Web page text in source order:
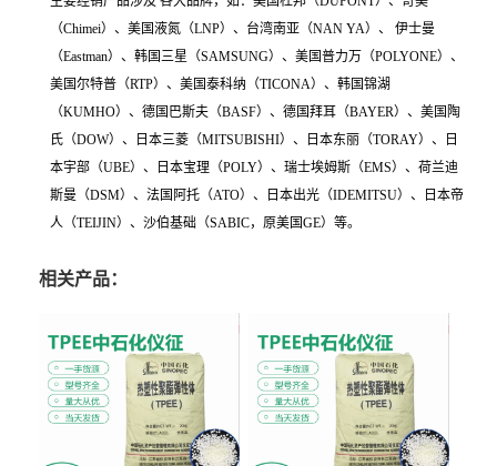
（Chimei）、美国液氮（LNP）、台湾南亚（NAN YA）、 伊士曼
（Eastman）、韩国三星（SAMSUNG）、美国普力万（POLYONE）、
美国尔特普（RTP）、美国泰科纳（TICONA）、韩国锦湖
（KUMHO）、德国巴斯夫（BASF）、德国拜耳（BAYER）、美国陶
氏（DOW）、日本三菱（MITSUBISHI）、日本东丽（TORAY）、日
本宇部（UBE）、日本宝理（POLY）、瑞士埃姆斯（EMS）、荷兰迪
斯曼（DSM）、法国阿托（ATO）、日本出光（IDEMITSU）、日本帝
人（TEIJIN）、沙伯基础（SABIC，原美国GE）等。
相关产品：